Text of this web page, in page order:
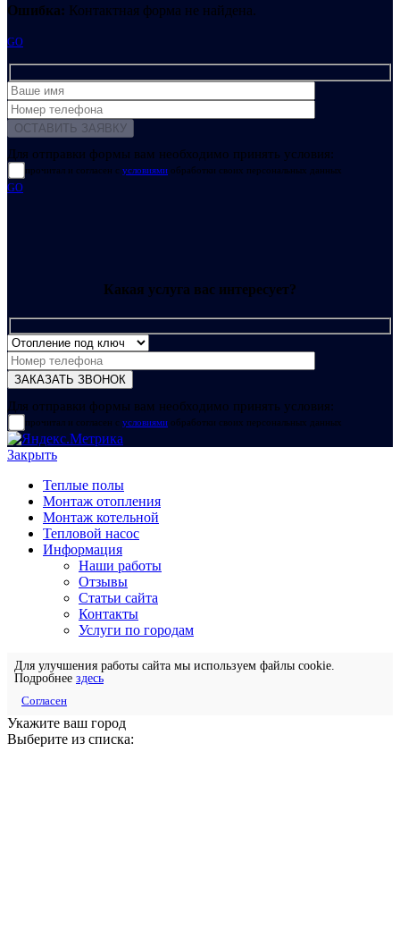
Ошибка: Контактная форма не найдена.
GO
Для отправки формы вам необходимо принять условия:
прочитал и согласен с условиями обработки своих персональных данных
GO
Какая услуга вас интересует?
Для отправки формы вам необходимо принять условия:
прочитал и согласен с условиями обработки своих персональных данных
Закрыть
Теплые полы
Монтаж отопления
Монтаж котельной
Тепловой насос
Информация
Наши работы
Отзывы
Статьи сайта
Контакты
Услуги по городам
Для улучшения работы сайта мы используем файлы cookie.
Подробнее здесь
Согласен
Укажите ваш город
Выберите из списка: